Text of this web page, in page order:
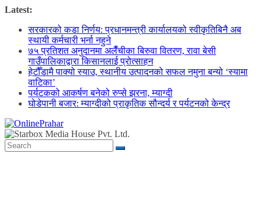
Skip
content
Latest:
सरकारको कडा निर्णय: प्रधानमन्त्री कार्यालयको स्वीकृतिबिनै अब
स्थायी कर्मचारी भर्ना नहुने
७५ प्रतिशत अनुदानमा अलैँचीका बिरुवा वितरण, रावा बेसी
गाउँपालिकाद्वारा किसानलाई प्रोत्साहन
हेटौँडामै पाक्यो स्याउ, स्थानीय उत्पादनको सफल नमुना बन्यो ‘स्यामा
वाटिका’
पर्यटकको आकर्षण बनेको रुप्से झरना, म्याग्दी
घोडेपानी बजार: म्याग्दीको प्राकृतिक सौन्दर्य र पर्यटनको केन्द्र